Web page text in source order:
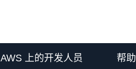
AWS 上的开发人员 帮助